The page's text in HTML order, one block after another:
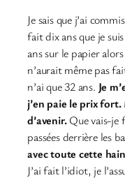
Je sais que j’ai
fait dix ans que je
ans sur le papier
n’aurait même pas
n’ai que 32 ans. Je
j’en paie le prix
d’avenir.Que vais-je
passées derrière les
avec toute cette
J’ai fait l’idiot, je